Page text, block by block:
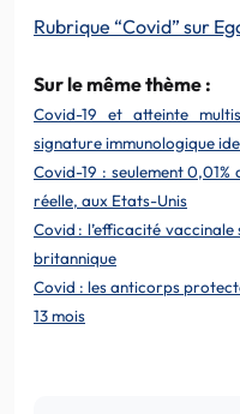
Rubrique “Covid” sur
Sur le même thème :
Covid-19 et atteinte
signature immunologique
Covid-19 : seulement
réelle, aux Etats-Unis
Covid : l’efficacité
britannique
Covid : les anticorps
13 mois